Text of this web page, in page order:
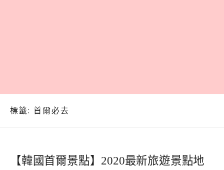
標籤: 首爾必去
【韓國首爾景點】2020最新旅遊景點地